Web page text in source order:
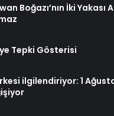
Boğazı’nın İki Yakası
Tepki Gösterisi
ilgilendiriyor: 1